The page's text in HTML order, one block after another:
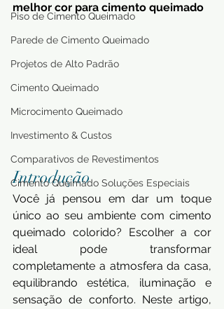
Piso de Cimento Queimado
Parede de Cimento Queimado
Projetos de Alto Padrão
Cimento Queimado
Microcimento Queimado
Investimento & Custos
Comparativos de Revestimentos
Cimento Queimado Soluções Especiais
melhor cor para cimento queimado
Introdução
Você já pensou em dar um toque
único ao seu ambiente com cimento
queimado colorido? Escolher a cor
ideal pode transformar
completamente a atmosfera da casa,
equilibrando estética, iluminação e
sensação de conforto. Neste artigo,